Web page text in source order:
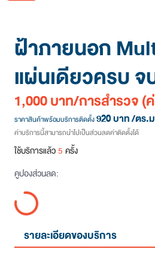
ฝ้าภายนอก
แผ่นเดียวครบ จ
1,000 บาท/การสำรวจ(
ราคาสินค้าพร้อมบริการติดตั้ง920 บาท/ตร.
ค่าบริการนี้สามารถนำไปเป็นส่วนลดค่าติดตั้งได้
ใช้บริการแล้ว5 ครั้ง
คูปองส่วนลด:
รายละเอียดของบริการ